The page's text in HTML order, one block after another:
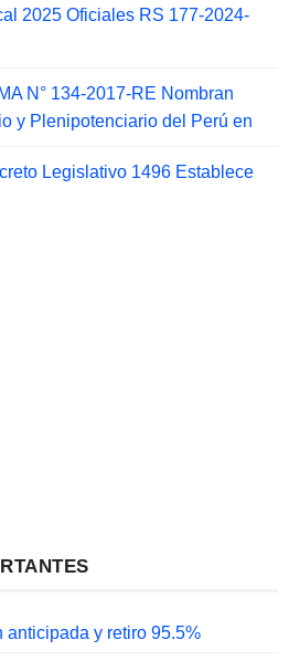
2025 Oficiales RS 177-2024-
N° 134-2017-RE Nombran
y Plenipotenciario del Perú en
Legislativo 1496 Establece
anticipada y retiro 95.5%